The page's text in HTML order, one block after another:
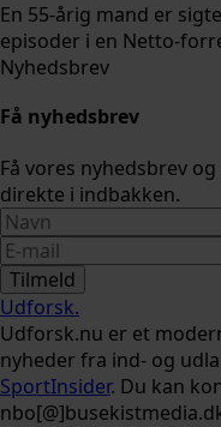
En 55-årig mand er
episoder i en Netto-
Nyhedsbrev
Få nyhedsbrev
Få vores nyhedsbrev
direkte i indbakken.
Tilmeld
Udforsk.
Udforsk.nu er et
nyheder fra ind- og
SportInsider. Du kan